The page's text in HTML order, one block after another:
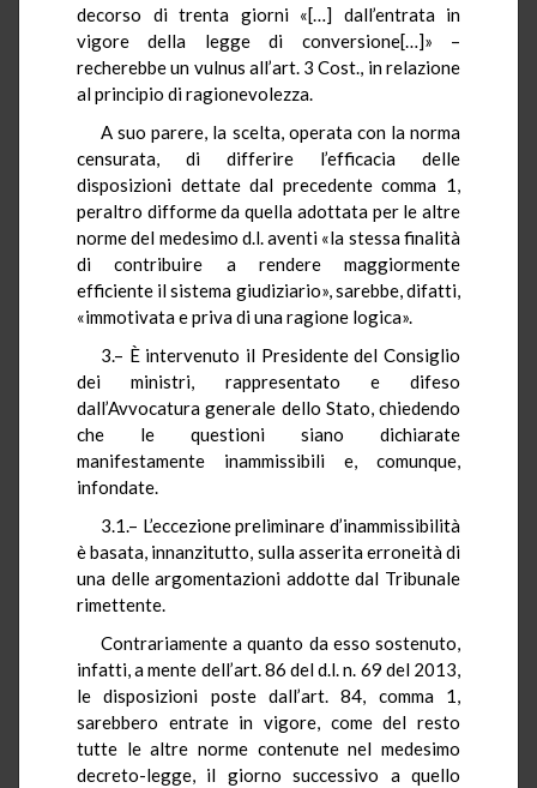
decorso di trenta giorni «[…] dall’entrata in
vigore della legge di conversione[…]» –
recherebbe un vulnus all’art. 3 Cost., in relazione
al principio di ragionevolezza.
A suo parere, la scelta, operata con la norma
censurata, di differire l’efficacia delle
disposizioni dettate dal precedente comma 1,
peraltro difforme da quella adottata per le altre
norme del medesimo d.l. aventi «la stessa finalità
di contribuire a rendere maggiormente
efficiente il sistema giudiziario», sarebbe, difatti,
«immotivata e priva di una ragione logica».
3.– È intervenuto il Presidente del Consiglio
dei ministri, rappresentato e difeso
dall’Avvocatura generale dello Stato, chiedendo
che le questioni siano dichiarate
manifestamente inammissibili e, comunque,
infondate.
3.1.– L’eccezione preliminare d’inammissibilità
è basata, innanzitutto, sulla asserita erroneità di
una delle argomentazioni addotte dal Tribunale
rimettente.
Contrariamente a quanto da esso sostenuto,
infatti, a mente dell’art. 86 del d.l. n. 69 del 2013,
le disposizioni poste dall’art. 84, comma 1,
sarebbero entrate in vigore, come del resto
tutte le altre norme contenute nel medesimo
decreto-legge, il giorno successivo a quello